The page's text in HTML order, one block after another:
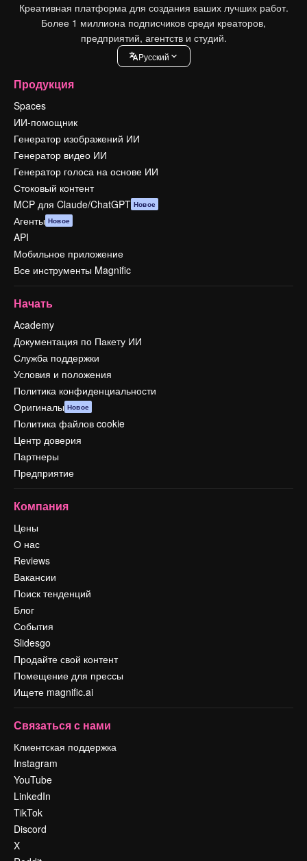
Креативная платформа для создания ваших лучших работ.
Более 1 миллиона подписчиков среди креаторов,
предприятий, агентств и студий.
Pусский
Продукция
Spaces
ИИ-помощник
Генератор изображений ИИ
Генератор видео ИИ
Генератор голоса на основе ИИ
Стоковый контент
MCP для Claude/ChatGPT Новое
Агенты Новое
API
Мобильное приложение
Все инструменты Magnific
Начать
Academy
Документация по Пакету ИИ
Служба поддержки
Условия и положения
Политика конфиденциальности
Оригиналы Новое
Политика файлов cookie
Центр доверия
Партнеры
Предприятие
Компания
Цены
О нас
Reviews
Вакансии
Поиск тенденций
Блог
События
Slidesgo
Продайте свой контент
Помещение для прессы
Ищете magnific.ai
Связаться с нами
Клиентская поддержка
Instagram
YouTube
LinkedIn
TikTok
Discord
X